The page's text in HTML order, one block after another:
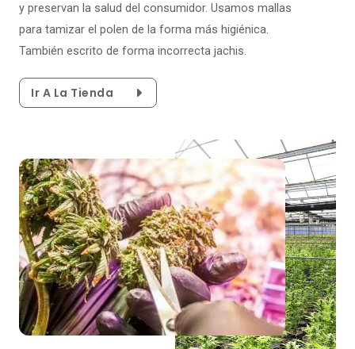
y preservan la salud del consumidor. Usamos mallas
para tamizar el polen de la forma más higiénica.
También escrito de forma incorrecta jachis.
Ir A La Tienda